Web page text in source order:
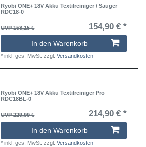
Ryobi ONE+ 18V Akku Textilreiniger / Sauger
RDC18-0
UVP 158,15 € 154,90 € *
In den Warenkorb
*inkl. ges. MwSt. zzgl.Versandkosten
Ryobi ONE+ 18V Akku Textilreiniger Pro
RDC18BL-0
UVP 229,99 € 214,90 € *
In den Warenkorb
*inkl. ges. MwSt. zzgl.Versandkosten